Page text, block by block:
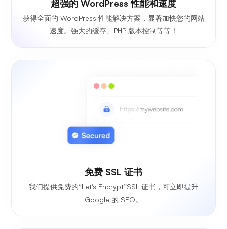
超强的 WordPress 性能和速度
获得全面的 WordPress 性能解决方案，显著加快您的网站
速度。强大的缓存、PHP 版本控制等等！
免费 SSL 证书
我们提供免费的“Let's Encrypt”SSL 证书，可立即提升
Google 的 SEO。